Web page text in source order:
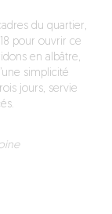
du quartier,
pour ouvrir ce
en albâtre,
simplicité
jours, servie